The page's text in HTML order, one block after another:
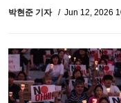
박현준 기자 Jun 12, 2026